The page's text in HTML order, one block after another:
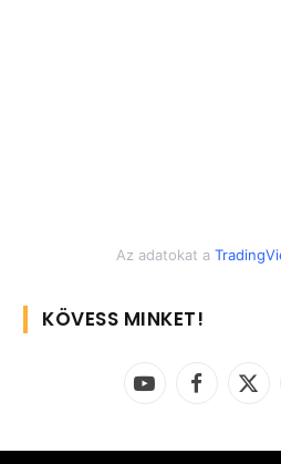
Az adatokat a
KÖVESS MINKET!
YouTubeFacebook
X